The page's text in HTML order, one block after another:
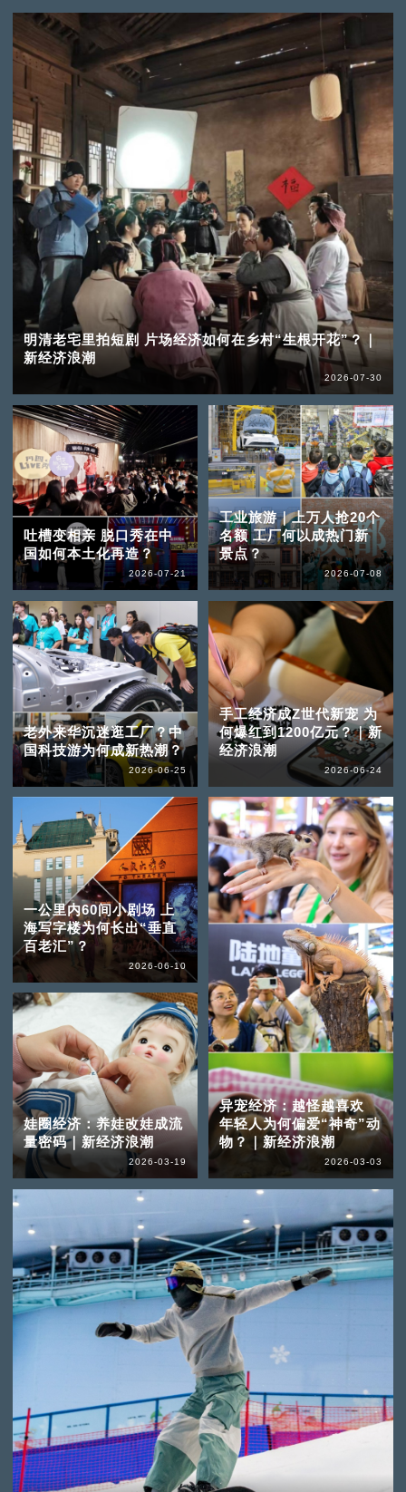
明清老宅里拍短剧 片场经济如何在乡村“生根开花”？｜
新经济浪潮
2026-07-30
吐槽变相亲 脱口秀在中
国如何本土化再造？
2026-07-21
工业旅游｜上万人抢20个
名额 工厂何以成热门新
景点？
2026-07-08
老外来华沉迷逛工厂？中
国科技游为何成新热潮？
2026-06-25
手工经济成Z世代新宠 为
何爆红到1200亿元？｜新
经济浪潮
2026-06-24
一公里内60间小剧场 上
海写字楼为何长出“垂直
百老汇”？
2026-06-10
娃圈经济：养娃改娃成流
量密码｜新经济浪潮
2026-03-19
异宠经济：越怪越喜欢
年轻人为何偏爱“神奇”动
物？｜新经济浪潮
2026-03-03